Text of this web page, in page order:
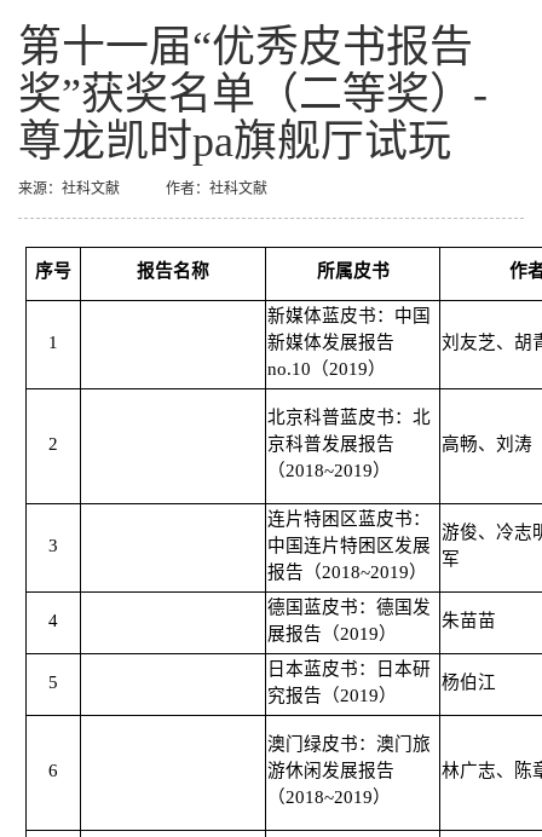
第十一届“优秀皮书报告
奖”获奖名单（二等奖）-
尊龙凯时pa旗舰厅试玩
来源：社科文献 作者：社科文献
序号 报告名称 所属皮书 作
1
新媒体蓝皮书：中国
新媒体发展报告
no.10（2019）
刘友芝、胡
2
北京科普蓝皮书：北
京科普发展报告
（2018~2019）
高畅、刘涛
3
连片特困区蓝皮书：
中国连片特困区发展
报告（2018~2019）
游俊、冷志
军
4
德国蓝皮书：德国发
展报告（2019）
朱苗苗
5
日本蓝皮书：日本研
究报告（2019）
杨伯江
6
澳门绿皮书：澳门旅
游休闲发展报告
（2018~2019）
林广志、陈